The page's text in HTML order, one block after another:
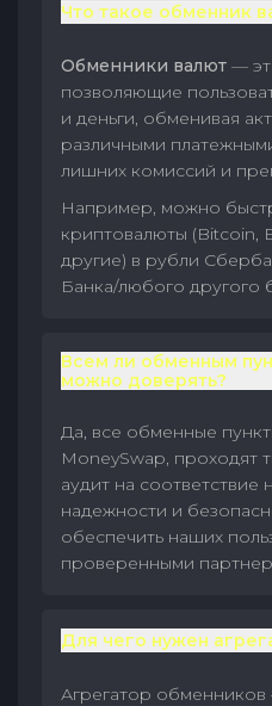
Что такое обменник
Обменники валют —
позволяющие
и деньги, обменивая
различными
лишних комиссий и
Например, можно
криптовалюты (Bitcoin,
другие) в рубли
Банка/любого другого
Всем ли обменным
можно доверять?
Да, все обменные
MoneySwap, проходят
аудит на соответствие
надежности и
обеспечить наших
проверенными
Для чего нужен
Агрегатор